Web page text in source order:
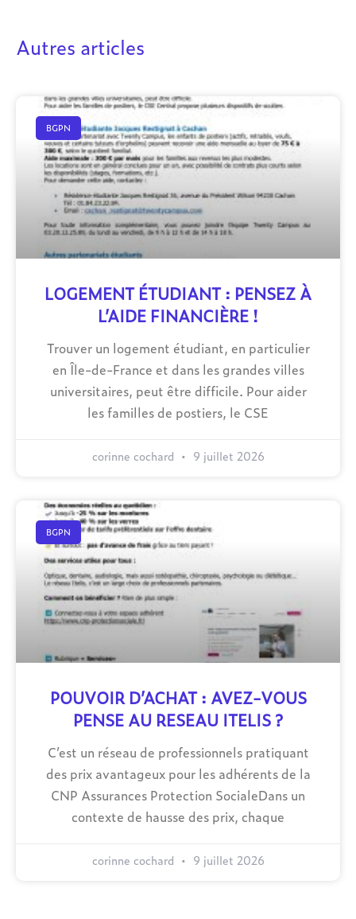
Autres articles
BGPN
LOGEMENT ÉTUDIANT : PENSEZ À
L’AIDE FINANCIÈRE !
Trouver un logement étudiant, en particulier
en Île-de-France et dans les grandes villes
universitaires, peut être difficile. Pour aider
les familles de postiers, le CSE
corinne cochard 9 juillet 2026
BGPN
POUVOIR D’ACHAT : AVEZ-VOUS
PENSE AU RESEAU ITELIS ?
C’est un réseau de professionnels pratiquant
des prix avantageux pour les adhérents de la
CNP Assurances Protection SocialeDans un
contexte de hausse des prix, chaque
corinne cochard 9 juillet 2026